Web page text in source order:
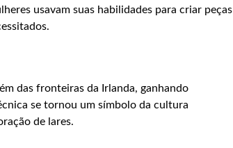
usavam suas habilidades para criar peças
das fronteiras da Irlanda, ganhando
se tornou um símbolo da cultura
de lares.